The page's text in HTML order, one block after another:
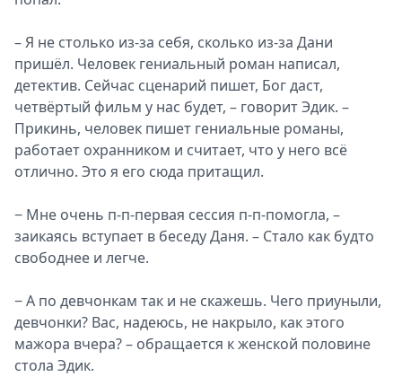
– Я не столько из-за себя, сколько из-за Дани
пришёл. Человек гениальный роман написал,
детектив. Сейчас сценарий пишет, Бог даст,
четвёртый фильм у нас будет, – говорит Эдик. –
Прикинь, человек пишет гениальные романы,
работает охранником и считает, что у него всё
отлично. Это я его сюда притащил.
− Мне очень п-п-первая сессия п-п-помогла, –
заикаясь вступает в беседу Даня. – Стало как будто
свободнее и легче.
− А по девчонкам так и не скажешь. Чего приуныли,
девчонки? Вас, надеюсь, не накрыло, как этого
мажора вчера? – обращается к женской половине
стола Эдик.